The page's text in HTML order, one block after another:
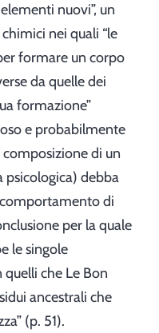
nuovi”, un
nei quali “le
formare un corpo
da quelle dei
formazione”
e probabilmente
di un
psicologica) debba
di
per la quale
le singole
che Le Bon
ancestrali che
(p. 51).